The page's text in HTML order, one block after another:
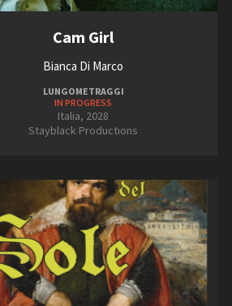
Cam Girl
Bianca Di Marco
LUNGOMETRAGGI
IN PROGRESS
Italia, 2028
Stayblack Productions